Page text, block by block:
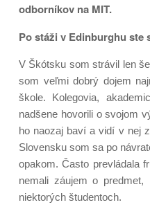
odborníkov na MIT.
Po stáži v Edinburghu ste
V Škótsku som strávil len
som veľmi dobrý dojem
škole. Kolegovia,
nadšene hovorili o svojom
ho naozaj baví a vidí v nej
Slovensku som sa po
opakom. Často prevládala
nemali záujem o
niektorých študentoch.